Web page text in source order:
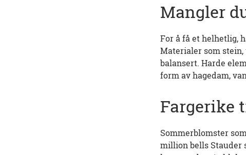
Mangler
For å få et helhetlig,
Materialer som
balansert. Harde
form av hagedam,
Fargerike
Sommerblomster
million bells Stauder